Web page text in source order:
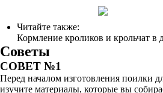
Читайте также:
Кормление кроликов и крольчат в
Советы
СОВЕТ №1
Перед началом изготовления поилки
изучите материалы, которые вы